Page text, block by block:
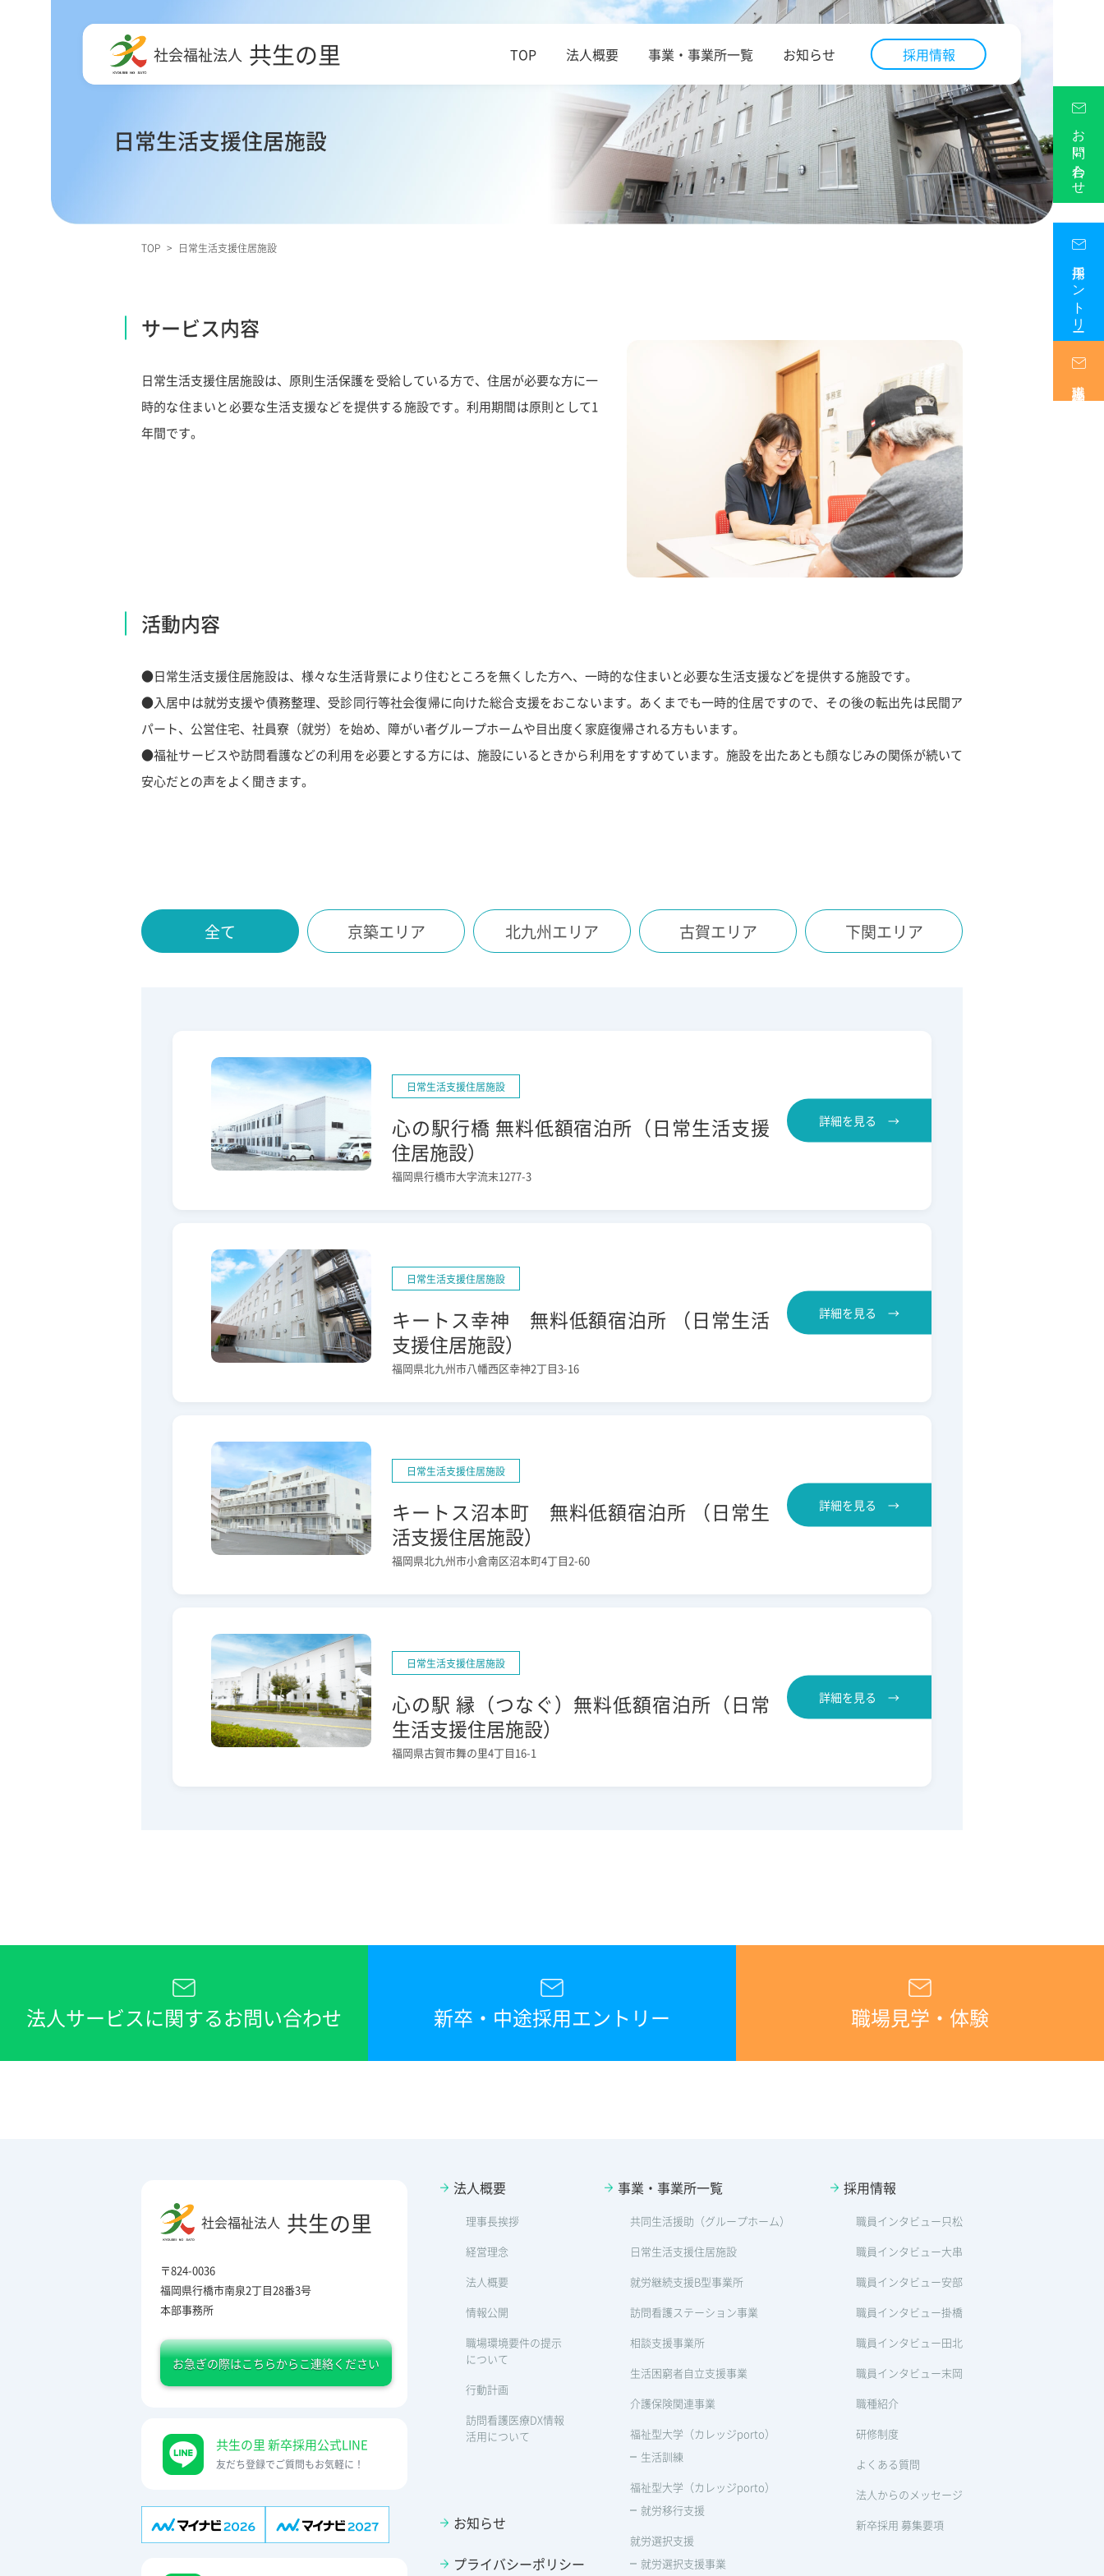
社会福祉法人 共生の里 TOP 法人概要 事業・事業所一覧 お知らせ 採用情報
日常生活支援住居施設
TOP > 日常生活支援住居施設
サービス内容
日常生活支援住居施設は、原則生活保護を受給している方で、住居が必要な方に一
時的な住まいと必要な生活支援などを提供する施設です。利用期間は原則として1
年間です。
活動内容
●日常生活支援住居施設は、様々な生活背景により住むところを無くした方へ、一時的な住まいと必要な生活支援などを提供する施設です。
●入居中は就労支援や債務整理、受診同行等社会復帰に向けた総合支援をおこないます。あくまでも一時的住居ですので、その後の転出先は民間ア
パート、公営住宅、社員寮（就労）を始め、障がい者グループホームや目出度く家庭復帰される方もいます。
●福祉サービスや訪問看護などの利用を必要とする方には、施設にいるときから利用をすすめています。施設を出たあとも顔なじみの関係が続いて
安心だとの声をよく聞きます。
全て 京築エリア 北九州エリア 古賀エリア 下関エリア
日常生活支援住居施設
心の駅行橋 無料低額宿泊所（日常生活支援
住居施設）
福岡県行橋市大字流末1277-3
詳細を見る →
日常生活支援住居施設
キートス幸神 無料低額宿泊所 （日常生活
支援住居施設）
福岡県北九州市八幡西区幸神2丁目3-16
詳細を見る →
日常生活支援住居施設
キートス沼本町 無料低額宿泊所 （日常生
活支援住居施設）
福岡県北九州市小倉南区沼本町4丁目2-60
詳細を見る →
日常生活支援住居施設
心の駅 縁（つなぐ）無料低額宿泊所（日常
生活支援住居施設）
福岡県古賀市舞の里4丁目16-1
詳細を見る →
法人サービスに関するお問い合わせ 新卒・中途採用エントリー 職場見学・体験
お問い合わせ
採用エントリー
社会福祉法人 共生の里
〒824-0036
福岡県行橋市南泉2丁目28番3号
本部事務所
お急ぎの際はこちらからこ連絡ください
共生の里 新卒採用公式LINE
友だち登録でご質問もお気軽に！
法人概要
理事長挨拶
経営理念
法人概要
情報公開
職場環境要件の提示
について
行動計画
訪問看護医療DX情報
活用について
事業・事業所一覧
共同生活援助（グループホーム）
日常生活支援住居施設
就労継続支援B型事業所
訪問看護ステーション事業
相談支援事業所
生活困窮者自立支援事業
介護保険関連事業
福祉型大学（カレッジporto）
生活訓練
福祉型大学（カレッジporto）
就労移行支援
就労選択支援
就労選択支援事業
お知らせ
採用情報
職員インタビュー只松
職員インタビュー大串
職員インタビュー安部
職員インタビュー掛橋
職員インタビュー田北
職員インタビュー末岡
職種紹介
研修制度
よくある質問
法人からのメッセージ
新卒採用 募集要項
プライバシーポリシー